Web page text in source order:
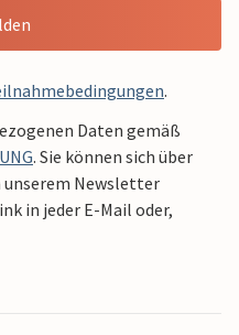
.
Daten gemäß
. Sie können sich über
unserem Newsletter
in jeder E-Mail oder,